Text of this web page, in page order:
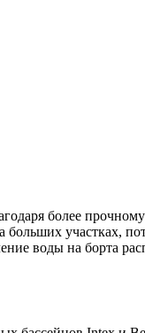
более
участках,
воды на борта